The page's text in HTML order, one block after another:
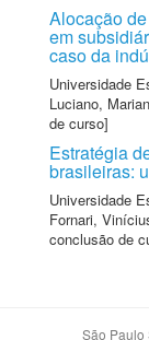
Alocação
em
caso da
Universidade
Luciano,
de curso]
Estratégia
brasileiras:
Universidade
Fornari,
conclusão de
São Paulo